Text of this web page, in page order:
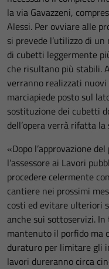
la via Gavazzeni,
Alessi. Per ovviare alle
si prevede l’utilizzo di
di cubetti leggermente
che risultano più stabili.
verranno realizzati
marciapiede posto sul
sostituzione dei cubetti
dell’opera verrà rifatta
«Dopo l’approvazione
l’assessore ai Lavori
procedere celermente
cantiere nei prossimi
costi ed evitare ulteriori
anche sui sottoservizi.
mantenuto il porfido ma
duraturo per limitare gli
lavori dureranno circa